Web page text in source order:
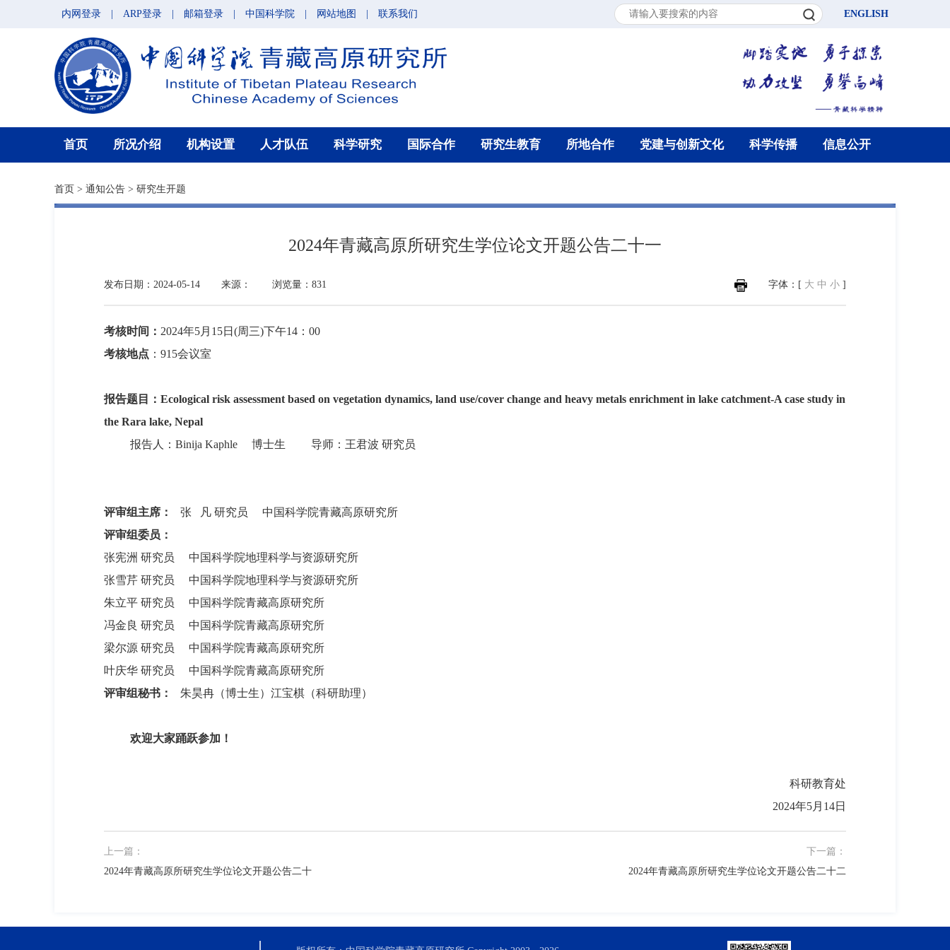
内网登录 ARP登录 邮箱登录 中国科学院 网站地图 联系我们 ENGLISH
首页 所况介绍 机构设置 人才队伍 科学研究 国际合作 研究生教育 所地合作 党建与创新文化 科学传播 信息公开
首页 > 通知公告 > 研究生开题
2024年青藏高原所研究生学位论文开题公告二十一
发布日期：2024-05-14 来源： 浏览量：831 字体：[ 大 中 小 ]
考核时间： 2024年5月15日(周三)下午14：00
考核地点 ：915会议室
报告题目： Ecological risk assessment based on vegetation dynamics, land use/cover change and heavy metals enrichment in lake catchment-A case study in
the Rara lake, Nepal
报告人： Binija Kaphle 博士生 导师：王君波 研究员
评审组主席： 张 凡 研究员 中国科学院青藏高原研究所
评审组委员：
张宪洲 研究员 中国科学院地理科学与资源研究所
张雪芹 研究员 中国科学院地理科学与资源研究所
朱立平 研究员 中国科学院青藏高原研究所
冯金良 研究员 中国科学院青藏高原研究所
梁尔源 研究员 中国科学院青藏高原研究所
叶庆华 研究员 中国科学院青藏高原研究所
评审组秘书： 朱昊冉（博士生）江宝棋（科研助理）
欢迎大家踊跃参加！
科研教育处
2024年5月14日
上一篇：
2024年青藏高原所研究生学位论文开题公告二十
下一篇：
2024年青藏高原所研究生学位论文开题公告二十二